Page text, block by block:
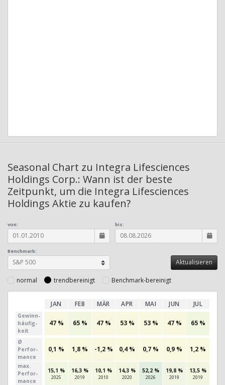
Seasonal Chart zu Integra Lifesciences
Holdings Corp.: Wann ist der beste
Zeitpunkt, um die Integra Lifesciences
Holdings Aktie zu kaufen?
Benchmark:
von: bis:
normal trendbereinigt Benchmark-bereinigt
JAN FEB MÄR APR MAI JUN JUL
Gewinn­
häufig­
keit
47 % 65 % 47 % 53 % 53 % 47 % 65 %
Ø
Perfor­
mance
0,1 % 1,8 % -1,2 % 0,4 % 0,7 % 0,9 % 1,2 %
max.
Per­for­
mance
15,1 %
2025
16,3 %
2019
10,1 %
2010
14,3 %
2020
52,2 %
2026
19,8 %
2019
13,5 %
2019